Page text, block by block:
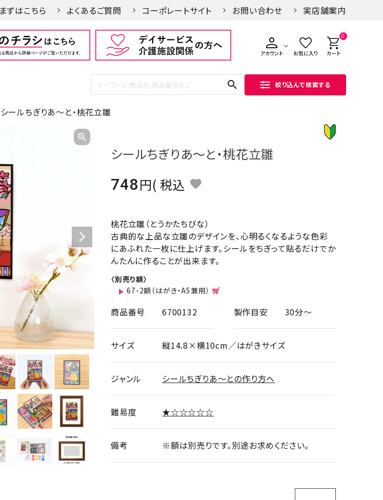
まずはこちら よくあるご質問 コーポレートサイト お問い合わせ 実店舗案内
アカウント お気に入り
0
カート
search 絞り込んで検索する
シールちぎりあ～と・桃花立雛
シールちぎりあ～と・桃花立雛
748
税込
桃花立雛（とうかたちびな）
古典的な上品な立雛のデザインを、心明るくなるような色彩
にあふれた一枚に仕上げます。シールをちぎって貼るだけでか
んたんに作ることが出来ます。
〈別売り額〉
67-2額（はがき・A5兼用）
商品番号 6700132 製作目安 30分～
サイズ 縦14.8×横10cm／はがきサイズ
ジャンル シールちぎりあ～との作り方へ
難易度 ★☆☆☆☆☆
備考 ※額は別売りです。別途お求めください。